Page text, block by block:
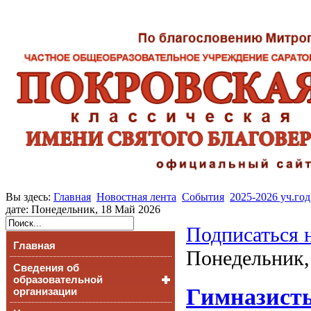
Вы здесь: Главная Новостная лента События 2025-2026 уч.год
дате: Понедельник, 18 Май 2026
Главная
Сведения об
образовательной
организации
Подписаться